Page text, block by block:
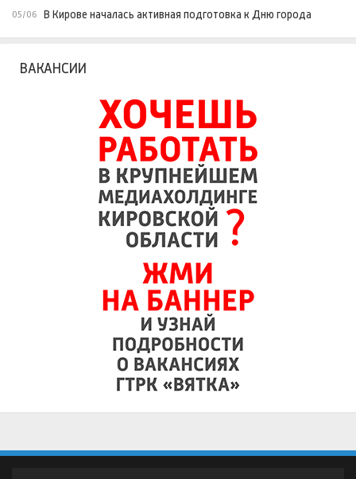
05/06 В Кирове началась активная подготовка к Дню города
ВАКАНСИИ